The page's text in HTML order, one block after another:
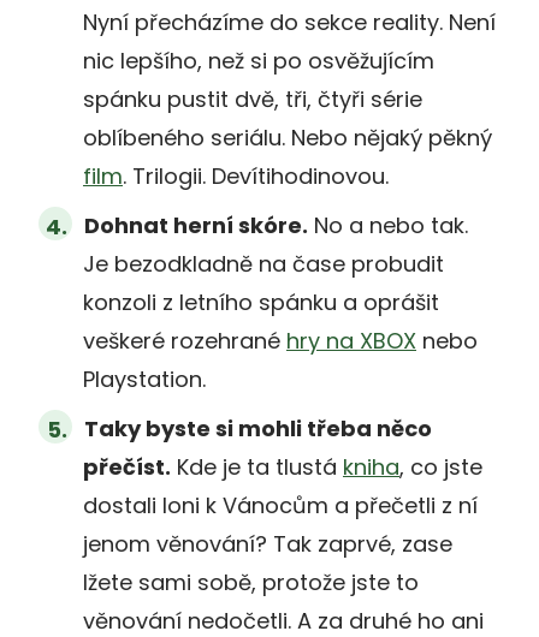
Nyní přecházíme do sekce reality. Není
nic lepšího, než si po osvěžujícím
spánku pustit dvě, tři, čtyři série
oblíbeného seriálu. Nebo nějaký pěkný
film. Trilogii. Devítihodinovou.
Dohnat herní skóre. No a nebo tak.
Je bezodkladně na čase probudit
konzoli z letního spánku a oprášit
veškeré rozehrané hry na XBOX nebo
Playstation.
Taky byste si mohli třeba něco
přečíst. Kde je ta tlustá kniha, co jste
dostali loni k Vánocům a přečetli z ní
jenom věnování? Tak zaprvé, zase
lžete sami sobě, protože jste to
věnování nedočetli. A za druhé ho ani